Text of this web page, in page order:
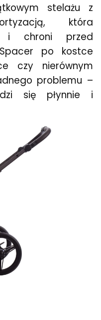
stelażu z
która
i chroni przed
po kostce
czy nierównym
problemu –
się płynnie i